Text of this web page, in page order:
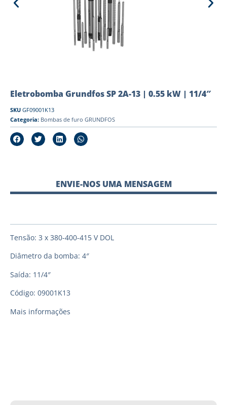
Eletrobomba Grundfos SP 2A-13 | 0.55 kW | 11/4″
SKU GF09001K13
Categoria: Bombas de furo GRUNDFOS
ENVIE-NOS UMA MENSAGEM
Tensão: 3 x 380-400-415 V DOL
Diâmetro da bomba: 4″
Saída: 11/4″
Código: 09001K13
Mais informações